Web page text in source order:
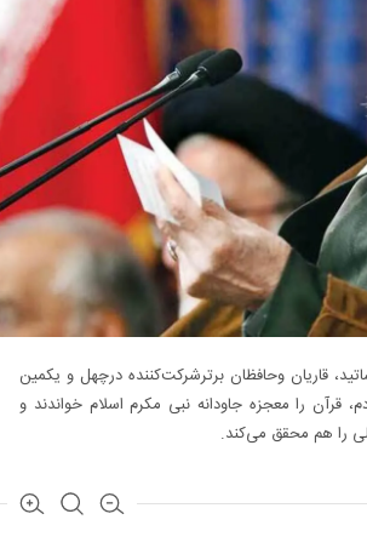
قاریان وحافظان برترشرکت‌کننده درچهل و یکمین
قرآن را معجزه جاودانه نبی مکرم اسلام خواندند و
را هم محقق می‌کند.